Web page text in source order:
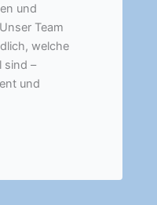
und
Team
welche
sind –
und